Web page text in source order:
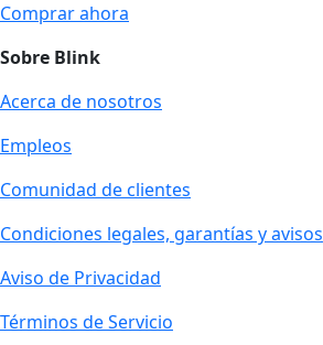
Comprar ahora
Sobre Blink
Acerca de nosotros
Empleos
Comunidad de clientes
Condiciones legales, garantías y avisos
Aviso de Privacidad
Términos de Servicio